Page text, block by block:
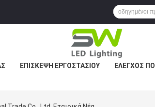
ΕΠΙΣΚΕΨΉ ΕΡΓΟΣΤΑΣΊΟΥ ΈΛΕΓΧΟΣ